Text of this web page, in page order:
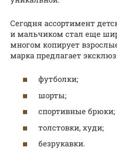
Сегодня ассортимент
и мальчиком стал еще
многом копирует
марка предлагает
футболки;
шорты;
спортивные брюки;
толстовки, худи;
безрукавки.